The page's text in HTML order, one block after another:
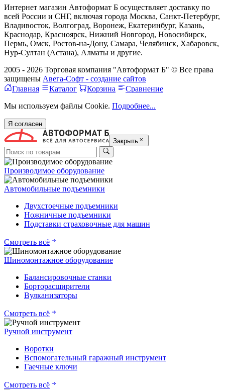
Интернет магазин Автоформат Б осуществляет доставку по
всей России и СНГ, включая города Москва, Санкт-Петербург,
Владивосток, Волгоград, Воронеж, Екатеринбург, Казань,
Краснодар, Красноярск, Нижний Новгород, Новосибирск,
Пермь, Омск, Ростов-на-Дону, Самара, Челябинск, Хабаровск,
Нур-Султан (Астана), Алматы и другие.
2005 - 2026 Торговая компания "Автоформат Б" © Все права
защищены Авега-Софт - создание сайтов
Главная
Каталог Корзина
Сравнение
Мы используем файлы Cookie. Подробнее...
Я согласен
Закрыть
Производимое оборудование
Автомобильные подъемники
Двухстоечные подъемники
Ножничные подъемники
Подставки страховочные для машин
Смотреть всё
Шиномонтажное оборудование
Балансировочные станки
Борторасширители
Вулканизаторы
Смотреть всё
Ручной инструмент
Воротки
Вспомогательный гаражный инструмент
Гаечные ключи
Смотреть всё